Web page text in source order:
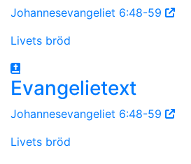
Johannesevangeliet 6:48-59
Livets bröd
Evangelietext
Johannesevangeliet 6:48-59
Livets bröd